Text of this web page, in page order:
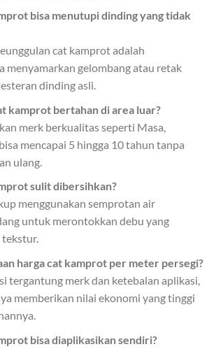
bisa menutupi dinding yang tidak
cat kamprot adalah
menyamarkan gelombang atau retak
dinding asli.
kamprot bertahan di area luar?
merk berkualitas seperti Masa,
mencapai 5 hingga 10 tahun tanpa
ulang.
sulit dibersihkan?
menggunakan semprotan air
untuk merontokkan debu yang
tekstur.
harga cat kamprot per meter persegi?
tergantung merk dan ketebalan aplikasi,
memberikan nilai ekonomi yang tinggi
bisa diaplikasikan sendiri?